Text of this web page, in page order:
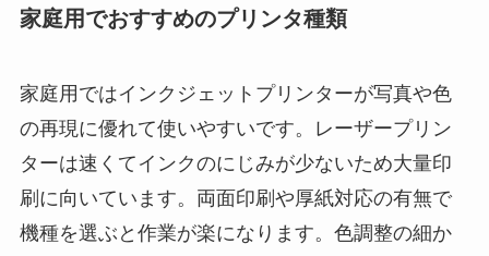
家庭用でおすすめのプリンタ種類
家庭用ではインクジェットプリンターが写真や色
の再現に優れて使いやすいです。レーザープリン
ターは速くてインクのにじみが少ないため大量印
刷に向いています。両面印刷や厚紙対応の有無で
機種を選ぶと作業が楽になります。色調整の細か